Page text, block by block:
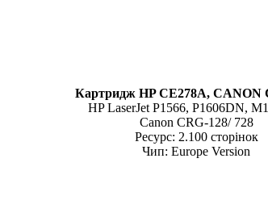
Картридж HP CE278A, CANON
HP LaserJet P1566, P1606DN,
Canon CRG-128/ 728
Ресурс: 2.100 сторінок
Чип: Europe Version